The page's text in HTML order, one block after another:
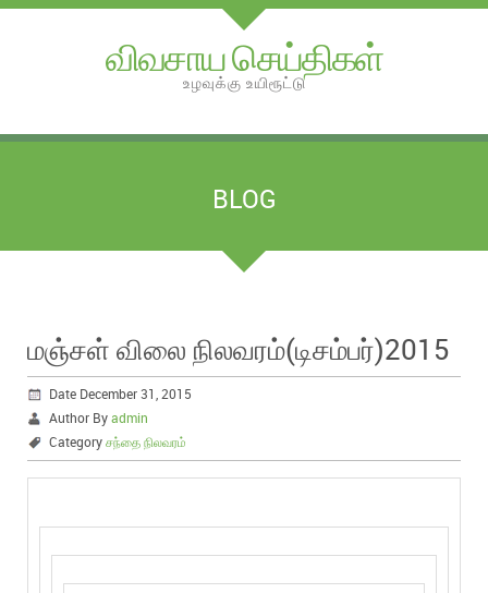
விவசாய செய்திகள்
உழவுக்கு உயிரூட்டு
BLOG
மஞ்சள் விலை நிலவரம்(டிசம்பர்)2015
Date December 31, 2015
Author Byadmin
Categoryசந்தை நிலவரம்